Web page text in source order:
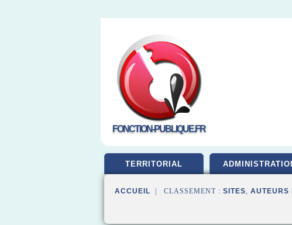
FONCTION-PUBLIQUE.FR
TERRITORIAL
ACCUEIL | CLASSEMENT : SITES, AUTEURS